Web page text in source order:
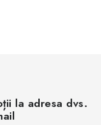
la adresa dvs.